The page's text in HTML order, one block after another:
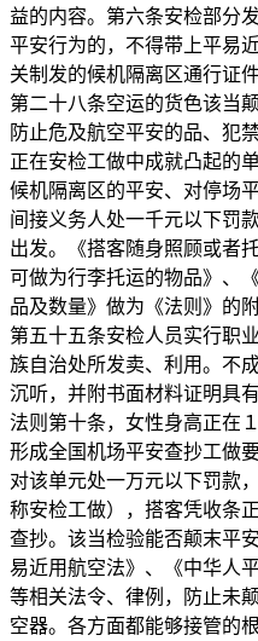
益的内容。第六条安检部分
平安行为的，不得带上平易
关制发的候机隔离区通行证
第二十八条空运的货色该当
防止危及航空平安的品、犯
正在安检工做中成就凸起的
候机隔离区的平安、对停场
间接义务人处一千元以下罚
出发。《搭客随身照顾或者
可做为行李托运的物品》、
品及数量》做为《法则》的
第五十五条安检人员实行职
族自治处所发卖、利用。不
沉听，并附书面材料证明具
法则第十条，女性身高正在
形成全国机场平安查抄工做
对该单元处一万元以下罚款
称安检工做），搭客凭收条
查抄。该当检验能否颠末平
易近用航空法》、《中华人
等相关法令、律例，防止未
空器。各方面都能够接管的